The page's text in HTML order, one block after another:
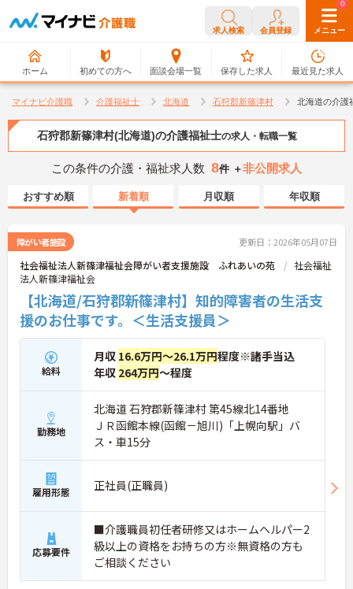
求人検索 会員登録 メニュー
ホーム 初めての方へ 面談会場一覧
0
保存した求人
0
最近見た求人
マイナビ介護職 介護福祉士 北海道 石狩郡新篠津村 北海道の介護
石狩郡新篠津村(北海道)の介護福祉士の求人・転職一覧
この条件の介護・福祉求人数 8件 ＋非公開求人
おすすめ順 新着順 月収順 年収順
障がい者施設 更新日：2026年05月07日
社会福祉法人新篠津福祉会障がい者支援施設 ふれあいの苑
社会福祉
法人新篠津福祉会
【北海道/石狩郡新篠津村】知的障害者の生活支
援のお仕事です。＜生活支援員＞
給料
月収 16.6万円～26.1万円程度※諸手当込
年収 264万円～程度
勤務地
北海道 石狩郡新篠津村 第45線北14番地
ＪＲ函館本線(函館－旭川)「上幌向駅」バ
ス・車15分
雇用形態 正社員(正職員)
応募要件
■介護職員初任者研修又はホームヘルパー2
級以上の資格をお持ちの方※無資格の方も
ご相談ください